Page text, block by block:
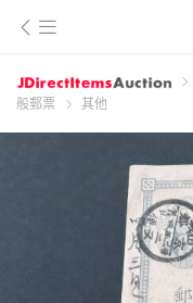
般郵票
其他